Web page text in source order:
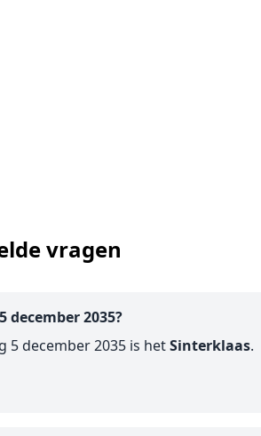
vragen
december 2035?
5 december 2035 is hetSinterklaas.